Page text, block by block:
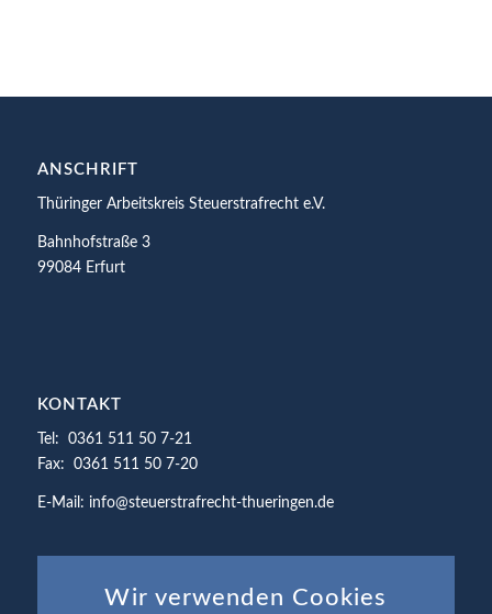
ANSCHRIFT
Thüringer Arbeitskreis Steuerstrafrecht e.V.
Bahnhofstraße 3
99084 Erfurt
KONTAKT
Tel: 0361 511 50 7-21
Fax: 0361 511 50 7-20
E-Mail: info@steuerstrafrecht-thueringen.de
Wir verwenden Cookies